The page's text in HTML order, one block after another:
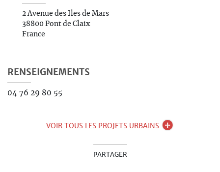
2 Avenue des Iles de Mars
38800 Pont de Claix
France
RENSEIGNEMENTS
04 76 29 80 55
VOIR TOUS LES PROJETS URBAINS
PARTAGER